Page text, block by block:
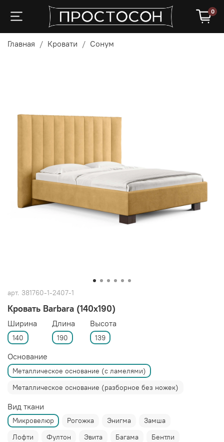
0
Главная Кровати Сонум
арт. 381760-1-2407-1
Кровать Barbara (140x190)
Ширина
140
Длина
190
Высота
139
Основание
Металлическое основание (с ламелями)
Металлическое основание (разборное без ножек)
Вид ткани
Микровелюр Рогожка Энигма
Замша
Лофти
Фултон Эвита Багама
Бентли